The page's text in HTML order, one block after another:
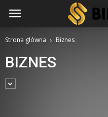
Strona główna Biznes
BIZNES